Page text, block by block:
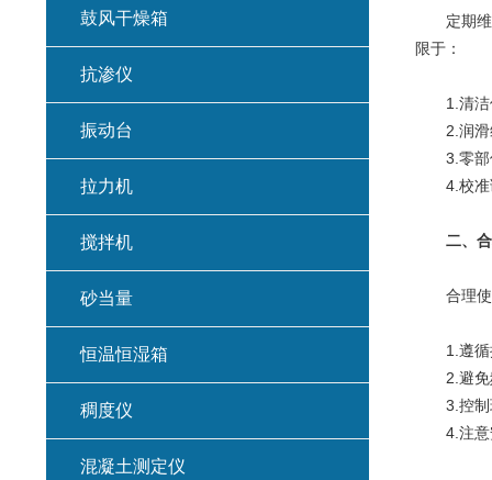
定期维护
限于：
1.清洁保
2.润滑维
3.零部件
4.校准调
二、
合理使用
1.遵循操
2.避免频
3.控制环
4.注意安
鼓风干燥箱
抗渗仪
振动台
拉力机
搅拌机
砂当量
恒温恒湿箱
稠度仪
混凝土测定仪